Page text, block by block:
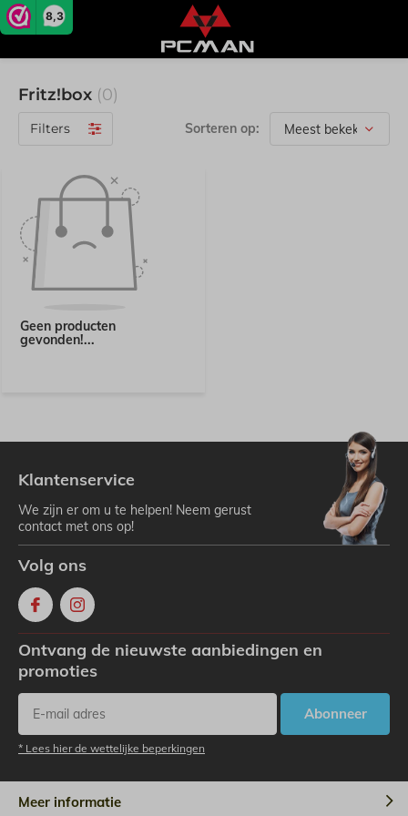
8,3
Fritz!box (0)
Filters Sorteren op:
Geen producten
gevonden!...
Klantenservice
We zijn er om u te helpen! Neem gerust
contact met ons op!
Volg ons
Ontvang de nieuwste aanbiedingen en
promoties
Abonneer
* Lees hier de wettelijke beperkingen
Meer informatie